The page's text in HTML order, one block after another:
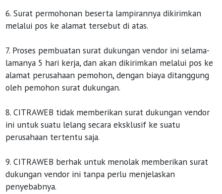
6. Surat permohonan beserta lampirannya dikirimkan
melalui pos ke alamat tersebut di atas.
7. Proses pembuatan surat dukungan vendor ini selama-
lamanya 5 hari kerja, dan akan dikirimkan melalui pos ke
alamat perusahaan pemohon, dengan biaya ditanggung
oleh pemohon surat dukungan.
8. CITRAWEB tidak memberikan surat dukungan vendor
ini untuk suatu lelang secara eksklusif ke suatu
perusahaan tertentu saja.
9. CITRAWEB berhak untuk menolak memberikan surat
dukungan vendor ini tanpa perlu menjelaskan
penyebabnya.